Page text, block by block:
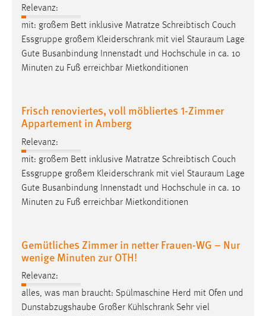
Relevanz:
mit: großem Bett inklusive Matratze Schreibtisch Couch
Essgruppe großem Kleiderschrank mit viel Stauraum Lage
Gute Busanbindung Innenstadt und Hochschule in ca. 10
Minuten zu Fuß erreichbar Mietkonditionen
Frisch renoviertes, voll möbliertes 1-Zimmer
Appartement in Amberg
Relevanz:
mit: großem Bett inklusive Matratze Schreibtisch Couch
Essgruppe großem Kleiderschrank mit viel Stauraum Lage
Gute Busanbindung Innenstadt und Hochschule in ca. 10
Minuten zu Fuß erreichbar Mietkonditionen
Gemütliches Zimmer in netter Frauen-WG – Nur
wenige Minuten zur OTH!
Relevanz:
alles, was man braucht: Spülmaschine Herd mit Ofen und
Dunstabzugshaube Großer Kühlschrank Sehr viel